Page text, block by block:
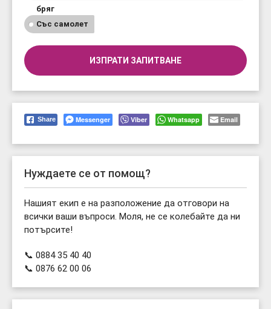
бряг
Със самолет
ИЗПРАТИ ЗАПИТВАНЕ
Share Messenger Viber Whatsapp Email
Нуждаете се от помощ?
Нашият екип е на разположение да отговори на
всички ваши въпроси. Моля, не се колебайте да ни
потърсите!
📞 0884 35 40 40
📞 0876 62 00 06